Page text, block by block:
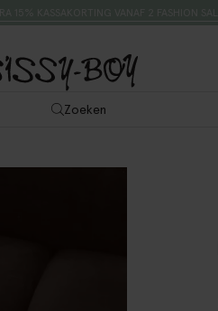
Zoeken